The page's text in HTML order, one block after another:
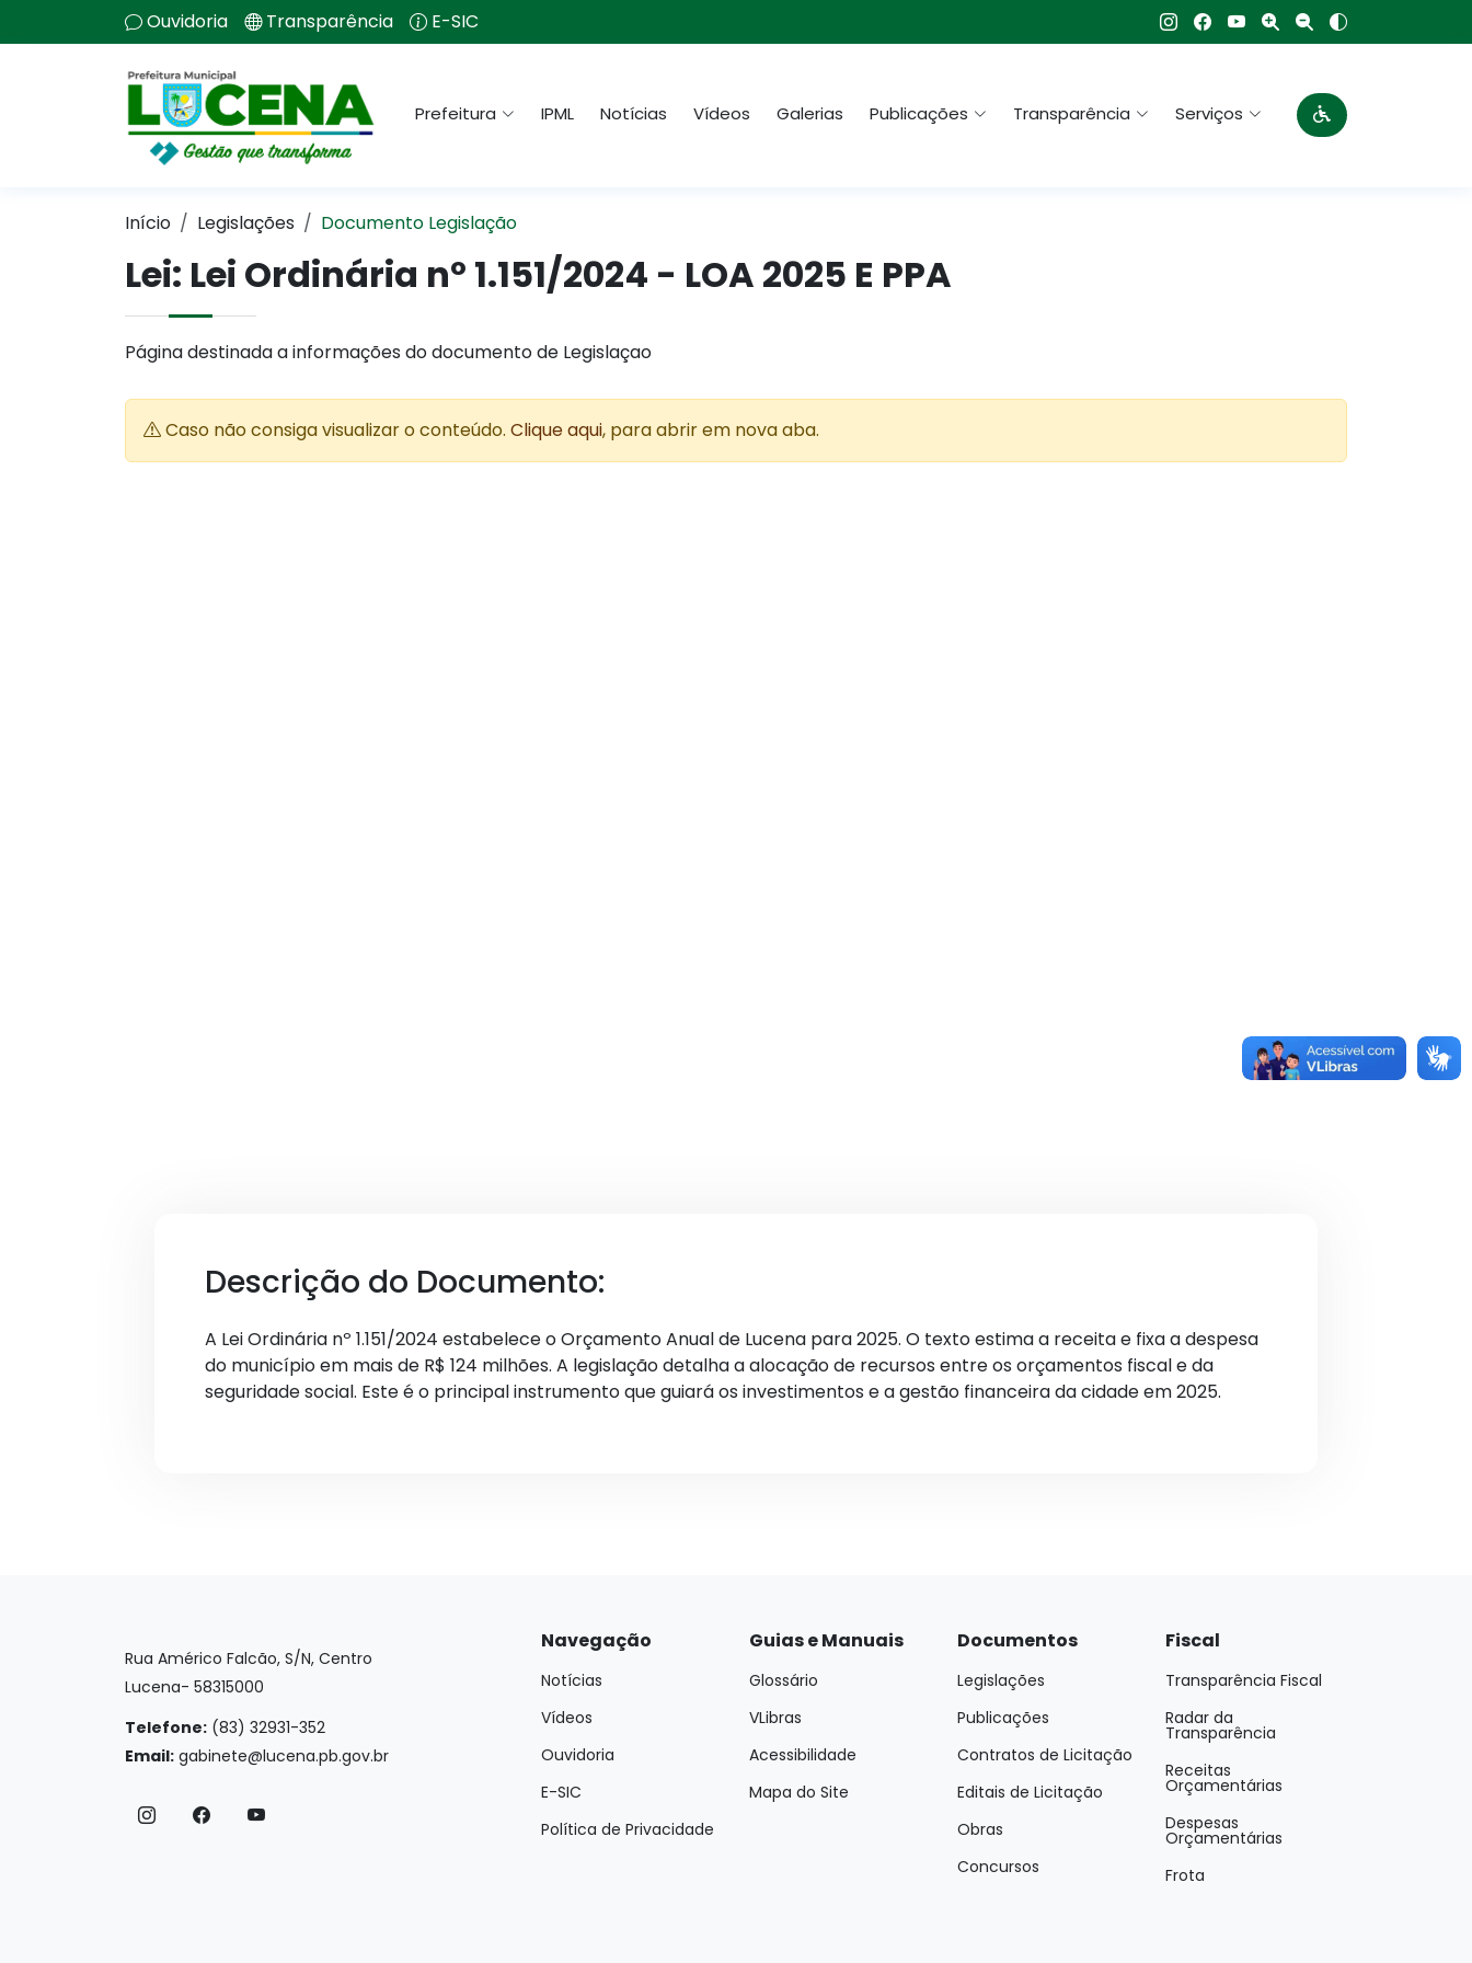
Ouvidoria Transparência E-SIC
Prefeitura IPML Notícias Vídeos Galerias Publicações Transparência Serviços
Início Legislações Documento Legislação
Lei: Lei Ordinária nº 1.151/2024 - LOA 2025 E PPA
Página destinada a informações do documento de Legislaçao
Caso não consiga visualizar o conteúdo. Clique aqui, para abrir em nova aba.
Descrição do Documento:
A Lei Ordinária nº 1.151/2024 estabelece o Orçamento Anual de Lucena para 2025. O texto estima a receita e fixa a despesa
do município em mais de R$ 124 milhões. A legislação detalha a alocação de recursos entre os orçamentos fiscal e da
seguridade social. Este é o principal instrumento que guiará os investimentos e a gestão financeira da cidade em 2025.
Rua Américo Falcão, S/N, Centro
Lucena- 58315000
Telefone: (83) 32931-352
Email: gabinete@lucena.pb.gov.br
Navegação
Notícias
Vídeos
Ouvidoria
E-SIC
Política de Privacidade
Guias e Manuais
Glossário
VLibras
Acessibilidade
Mapa do Site
Documentos
Legislações
Publicações
Contratos de Licitação
Editais de Licitação
Obras
Concursos
Fiscal
Transparência Fiscal
Radar da
Transparência
Receitas
Orçamentárias
Despesas
Orçamentárias
Frota